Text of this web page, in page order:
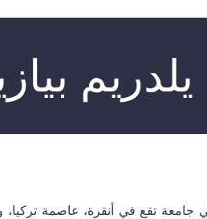
هي جامعة تقع في أنقرة، عاصمة